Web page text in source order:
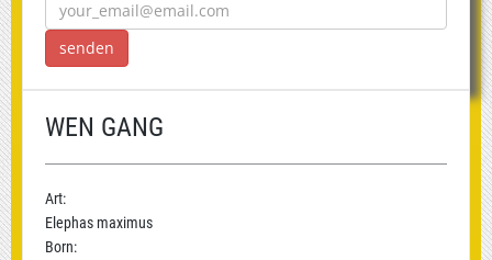
WEN GANG
Art:
Elephas maximus
Born: